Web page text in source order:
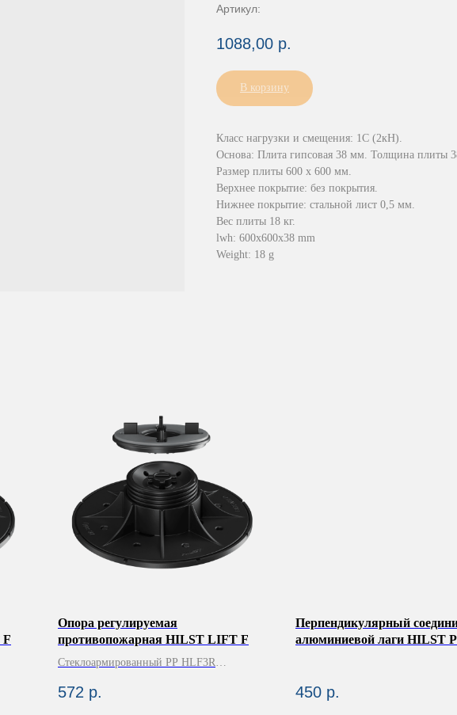
Артикул:
1088,00 р.
В корзину
Класс нагрузки и смещения: 1С (2кН).
Основа: Плита гипсовая 38 мм. Толщина плиты
Размер плиты 600 х 600 мм.
Верхнее покрытие: без покрытия.
Нижнее покрытие: стальной лист 0,5 мм.
Вес плиты 18 кг.
lwh: 600x600x38 mm
Weight: 18 g
F
Опора регулируемая
противопожарная HILST LIFT F
Стеклоармированный PP HLF3R
572 р.
Перпендикулярный
алюминиевой лаги HILST
450 р.